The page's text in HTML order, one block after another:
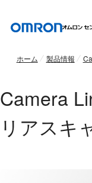
ホーム 製品情報
Camera
リアスキ